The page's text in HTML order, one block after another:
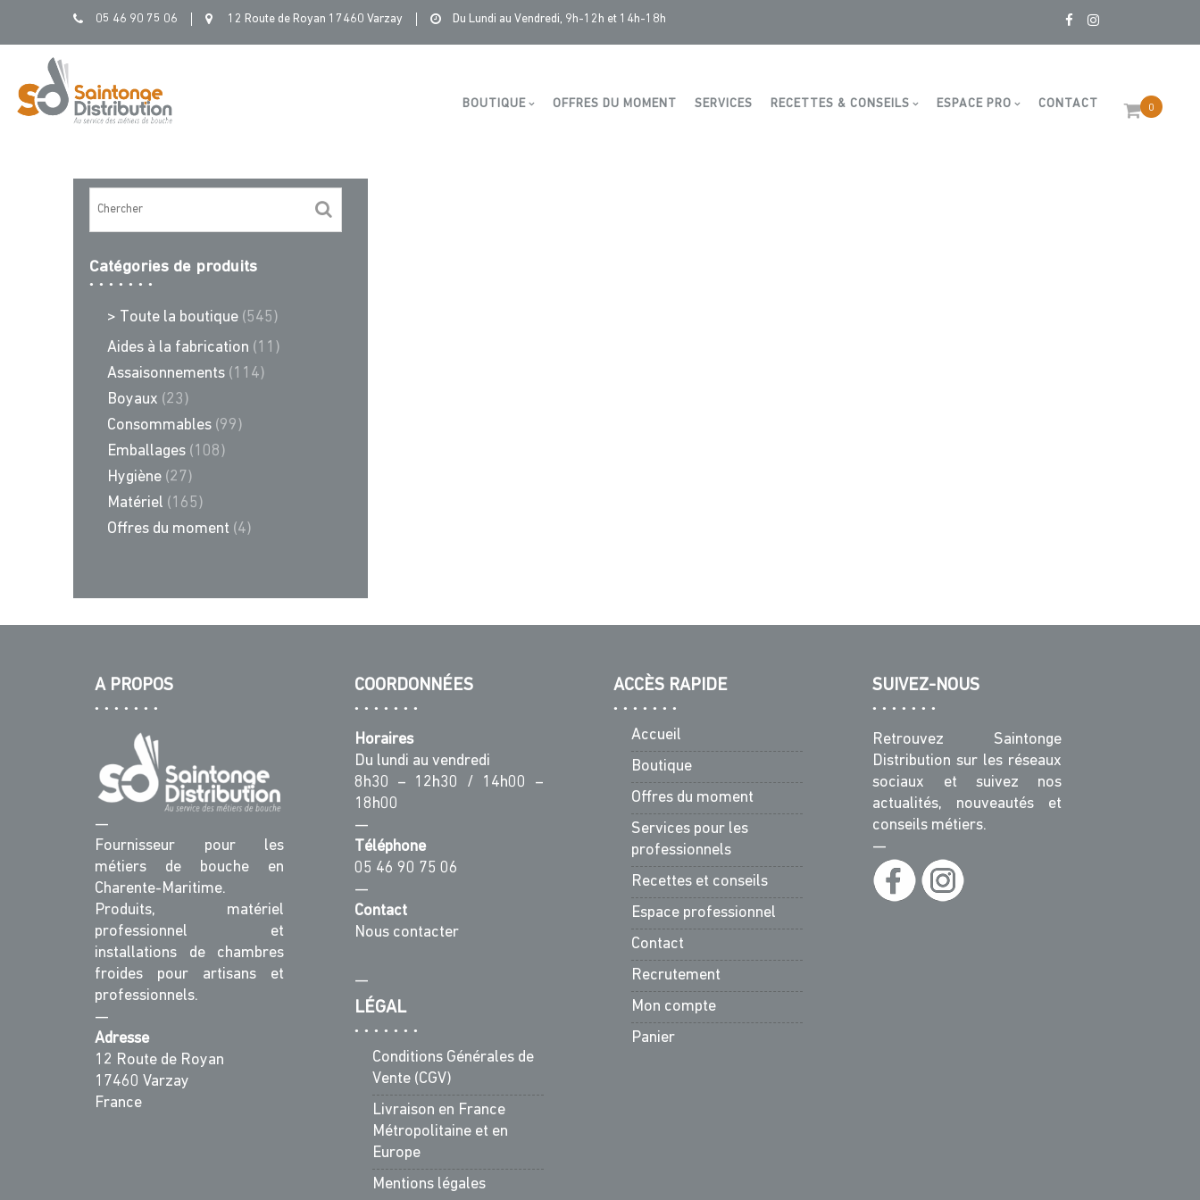
05 46 90 75 06 12 Route de Royan 17460 Varzay Du Lundi au Vendredi, 9h-12h et 14h-18h
0
BOUTIQUE OFFRES DU MOMENT SERVICES RECETTES & CONSEILS ESPACE PRO CONTACT
Boutique
Catégories de produits
> Toute la boutique (545)
Aides à la fabrication (11)
Assaisonnements (114)
Boyaux (23)
Consommables (99)
Emballages (108)
Hygiène (27)
Matériel (165)
Offres du moment (4)
A PROPOS
—
Fournisseur pour les
métiers de bouche en
Charente-Maritime.
Produits, matériel
professionnel et
installations de chambres
froides pour artisans et
professionnels.
—
Adresse
12 Route de Royan
17460 Varzay
France
COORDONNÉES
Horaires
Du lundi au vendredi
8h30 – 12h30 / 14h00 –
18h00
—
Téléphone
05 46 90 75 06
—
Contact
Nous contacter
—
LÉGAL
Conditions Générales de
Vente (CGV)
Livraison en France
Métropolitaine et en
Europe
Mentions légales
ACCÈS RAPIDE
Accueil
Boutique
Offres du moment
Services pour les
professionnels
Recettes et conseils
Espace professionnel
Contact
Recrutement
Mon compte
Panier
SUIVEZ-NOUS
Retrouvez Saintonge
Distribution sur les réseaux
sociaux et suivez nos
actualités, nouveautés et
conseils métiers.
—